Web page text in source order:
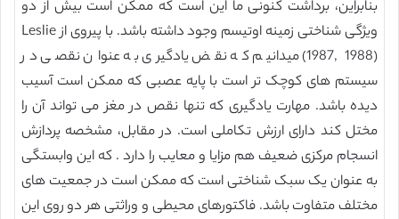
بنابراین، برداشت کنونی ما این است که ممکن است بیش از دو
ویژگی شناختی زمینه اوتیسم وجود داشته باشد. با پیروی از Leslie
(1987, 1988) میدانیم که نقض یادگیری به عنوان نقصی در
سیستم های کوچک تر است با پایه عصبی که ممکن است آسیب
دیده باشد. مهارت یادگیری که تنها نقص در مغز می تواند آن را
مختل کند دارای ارزش تکاملی است. در مقابل، مشخصه پردازش
انسجام مرکزی ضعیف هم مزایا و معایب را دارد . که این وابستگی
به عنوان یک سبک شناختی است که ممکن است در جمعیت های
مختلف متفاوت باشد. فاکتورهای محیطی و وراثتی هر دو روی این